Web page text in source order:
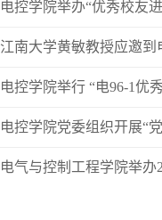
电控学院举办“优秀校友
江南大学黄敏教授应邀
电控学院举行 “电96-1优
电控学院党委组织开展“
电气与控制工程学院举